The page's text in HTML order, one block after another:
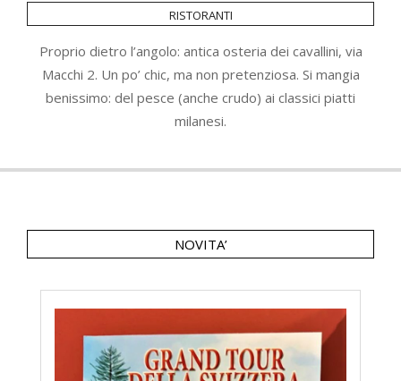
ristoranti
Proprio dietro l’angolo: antica osteria dei cavallini, via
Macchi 2. Un po’ chic, ma non pretenziosa. Si mangia
benissimo: del pesce (anche crudo) ai classici piatti
milanesi.
NOVITA’